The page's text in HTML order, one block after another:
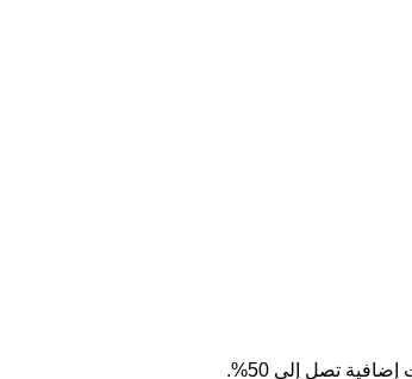
تصل إلى 50%.